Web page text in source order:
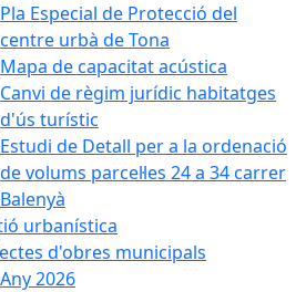
Pla Especial de Protecció del
centre urbà de Tona
Mapa de capacitat acústica
Canvi de règim jurídic habitatges
d'ús turístic
Estudi de Detall per a la ordenació
de volums parcel·les 24 a 34 carrer
Balenyà
urbanística
d'obres municipals
Any 2026